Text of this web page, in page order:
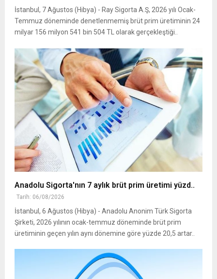
İstanbul, 7 Ağustos (Hibya) - Ray Sigorta A.Ş, 2026 yılı Ocak-
Temmuz döneminde denetlenmemiş brüt prim üretiminin 24
milyar 156 milyon 541 bin 504 TL olarak gerçekleştiği..
Anadolu Sigorta'nın 7 aylık brüt prim üretimi yüzd..
Tarih: 06/08/2026
İstanbul, 6 Ağustos (Hibya) - Anadolu Anonim Türk Sigorta
Şirketi, 2026 yılının ocak-temmuz döneminde brüt prim
üretiminin geçen yılın aynı dönemine göre yüzde 20,5 artar..